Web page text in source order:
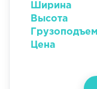
Ширина
Высота
Цена